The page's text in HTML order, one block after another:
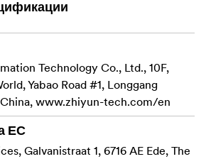
на лампите за постигане на
светлинните ефекти могат
от звук.
ефект за симулиране на
COB LED светлини
Technology Co., Ltd., 10F,
Yabao Road #1, Longgang
www.zhiyun-tech.com/en
ЕС
Galvanistraat 1, 6716 AE Ede, The